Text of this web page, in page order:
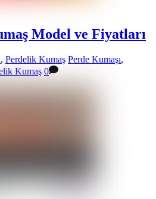
Model ve Fiyatları
, Perdelik Kumaş Perde Kumaşı,
Kumaş 0